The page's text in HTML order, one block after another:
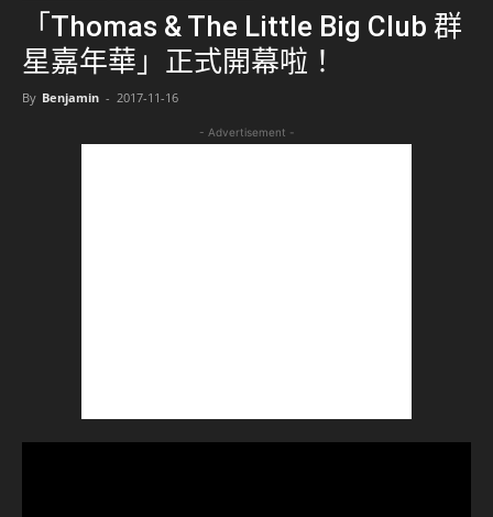
「Thomas & The Little Big Club 群
星嘉年華」正式開幕啦！
By Benjamin - 2017-11-16
- Advertisement -